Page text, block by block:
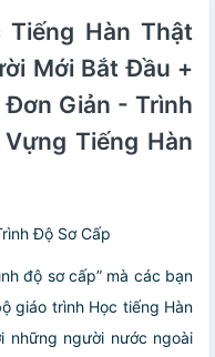
Hàn Thật
Mới Bắt Đầu +
Đơn Giản - Trình
Tiếng Hàn
Độ Sơ Cấp
độ sơ cấp” mà các bạn
giáo trình Học tiếng Hàn
những người nước ngoài